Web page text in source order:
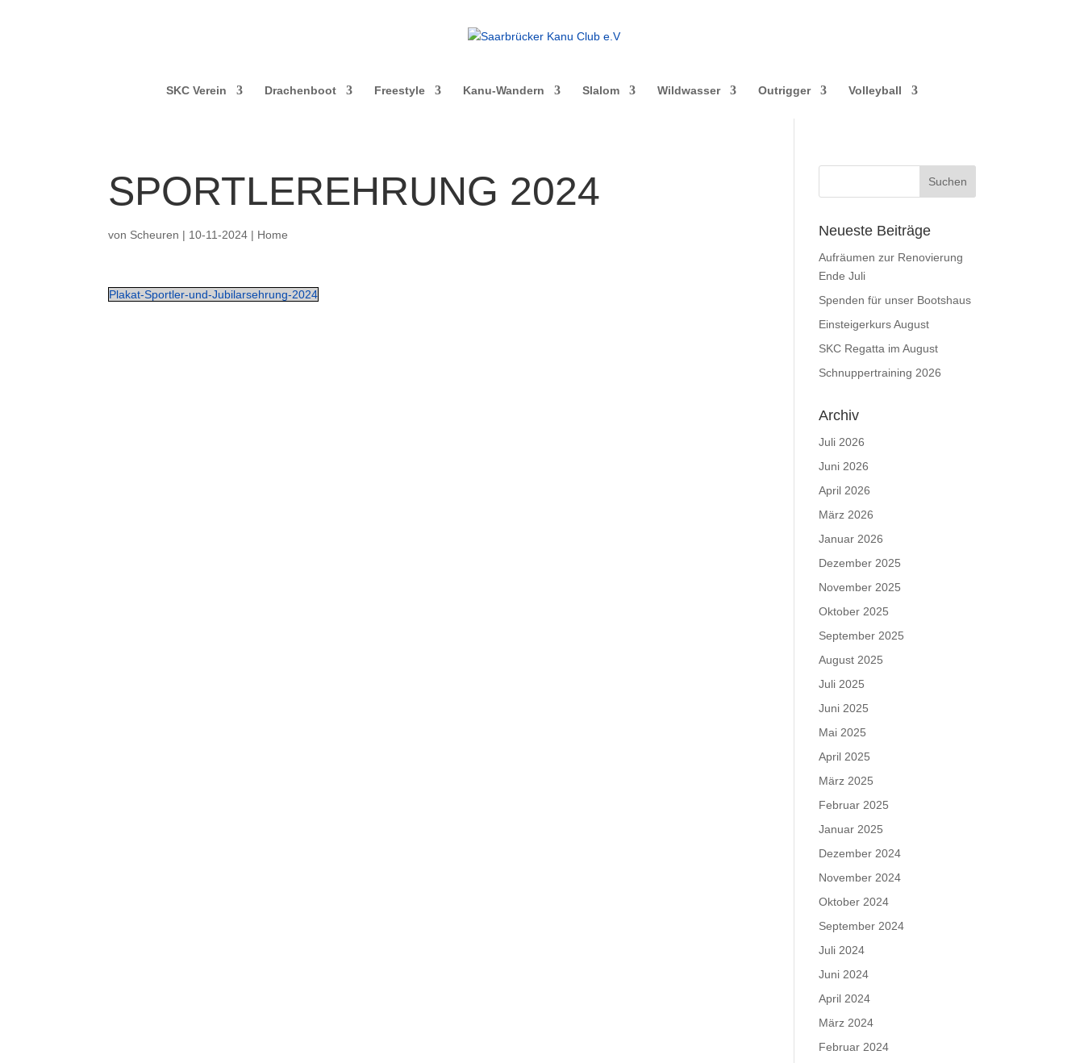
SKC Verein Drachenboot Freestyle Kanu-Wandern Slalom Wildwasser Outrigger Volleyball
SPORTLEREHRUNG 2024
von Scheuren | 10-11-2024 | Home
Plakat-Sportler-und-Jubilarsehrung-2024
Neueste Beiträge
Aufräumen zur Renovierung
Ende Juli
Spenden für unser Bootshaus
Einsteigerkurs August
SKC Regatta im August
Schnuppertraining 2026
Archiv
Juli 2026
Juni 2026
April 2026
März 2026
Januar 2026
Dezember 2025
November 2025
Oktober 2025
September 2025
August 2025
Juli 2025
Juni 2025
Mai 2025
April 2025
März 2025
Februar 2025
Januar 2025
Dezember 2024
November 2024
Oktober 2024
September 2024
Juli 2024
Juni 2024
April 2024
März 2024
Februar 2024